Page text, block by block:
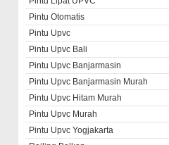
Pintu Otomatis
Pintu Upvc
Pintu Upvc Bali
Pintu Upvc Banjarmasin
Pintu Upvc Banjarmasin Murah
Pintu Upvc Hitam Murah
Pintu Upvc Murah
Pintu Upvc Yogjakarta